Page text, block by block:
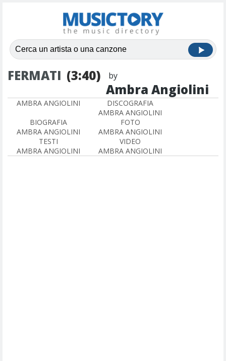
FERMATI (3:40) by
Ambra Angiolini
AMBRA ANGIOLINI
DISCOGRAFIA
AMBRA ANGIOLINI
BIOGRAFIA
AMBRA ANGIOLINI
FOTO
AMBRA ANGIOLINI
TESTI
AMBRA ANGIOLINI
VIDEO
AMBRA ANGIOLINI